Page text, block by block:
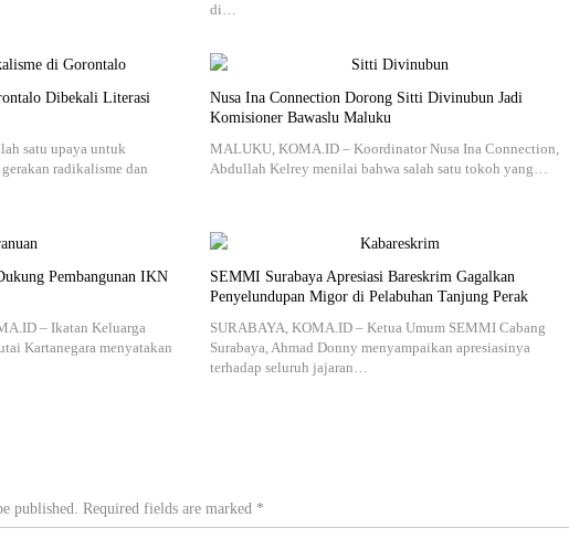
di…
Dibekali Literasi
satu upaya untuk
radikalisme dan
Nusa Ina Connection Dorong Sitti Divinubun Jadi
Komisioner Bawaslu Maluku
MALUKU, KOMA.ID – Koordinator Nusa Ina Connection,
Abdullah Kelrey menilai bahwa salah satu tokoh yang…
Pembangunan IKN
– Ikatan Keluarga
Kartanegara menyatakan
SEMMI Surabaya Apresiasi Bareskrim Gagalkan
Penyelundupan Migor di Pelabuhan Tanjung Perak
SURABAYA, KOMA.ID – Ketua Umum SEMMI Cabang
Surabaya, Ahmad Donny menyampaikan apresiasinya
terhadap seluruh jajaran…
published. Required fields are marked *